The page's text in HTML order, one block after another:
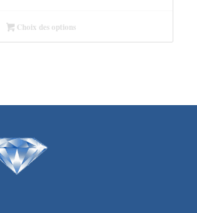
prix :
110,00 €
Choix des options